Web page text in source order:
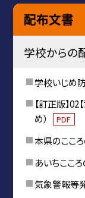
配布文書
学校からの
学校いじめ
【訂正版】
め）
PDF
本県のここ
あいちここ
気象警報等